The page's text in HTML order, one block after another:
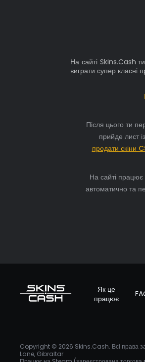
На сайті Skins.Cash
виграти супер класні
Після цього ти
прийде лист
продати скіни
На сайті працює
автоматично та
Як це
працює
Copyright © 2026 Skins.Cash. Всі права
Lane, Gibraltar